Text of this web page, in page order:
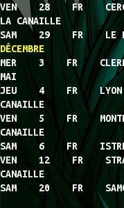
VEN 28 FR CERGY
LA CANAILLE
SAM 29 FR LE
DÉCEMBRE
MER 3 FR
MAI
JEU 4 FR LYON
CANAILLE
VEN 5 FR
CANAILLE
SAM 6 FR
VEN 12 FR
CANAILLE
SAM 20 FR